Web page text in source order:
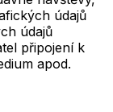
údajů
údajů
připojení k
apod.